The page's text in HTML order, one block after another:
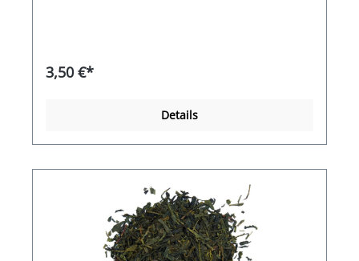
genossen werden. Der griechische Bergtee ist
bereits geschnitten und kann sofort als Tee
3,50 €*
Details